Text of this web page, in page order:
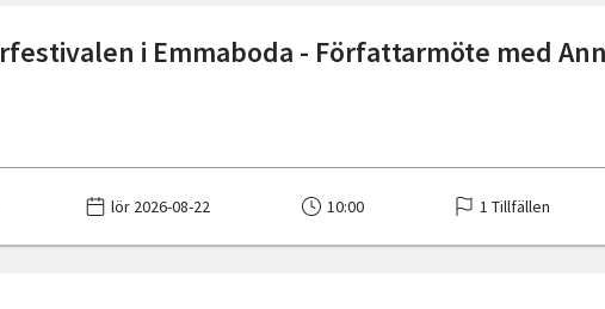
i Emmaboda - Författarmöte med
lör 2026-08-22 10:00 1 Tillfällen